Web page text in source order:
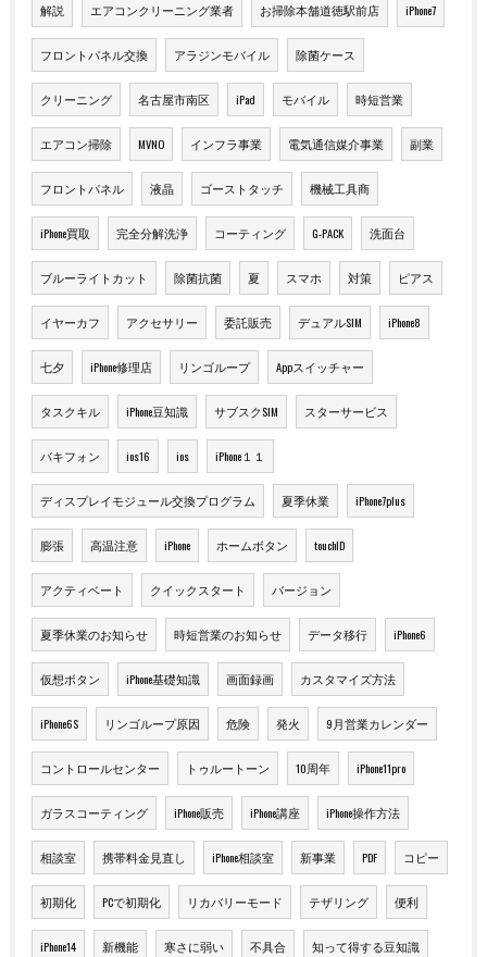
解説 エアコンクリーニング業者 お掃除本舗道徳駅前店 iPhone7
フロントパネル交換 アラジンモバイル 除菌ケース
クリーニング 名古屋市南区 iPad モバイル 時短営業
エアコン掃除 MVNO インフラ事業 電気通信媒介事業 副業
フロントパネル 液晶 ゴーストタッチ 機械工具商
iPhone買取 完全分解洗浄 コーティング G-PACK 洗面台
ブルーライトカット 除菌抗菌 夏 スマホ 対策 ピアス
イヤーカフ アクセサリー 委託販売 デュアルSIM iPhone8
七夕 iPhone修理店 リンゴループ Appスイッチャー
タスクキル iPhone豆知識 サブスクSIM スターサービス
バキフォン ios16 ios iPhone１１
ディスプレイモジュール交換プログラム 夏季休業 iPhone7plus
膨張 高温注意 iPhone ホームボタン touchID
アクティベート クイックスタート バージョン
夏季休業のお知らせ 時短営業のお知らせ データ移行 iPhone6
仮想ボタン iPhone基礎知識 画面録画 カスタマイズ方法
iPhone6S リンゴループ原因 危険 発火 9月営業カレンダー
コントロールセンター トゥルートーン 10周年 iPhone11pro
ガラスコーティング iPhone販売 iPhone講座 iPhone操作方法
相談室 携帯料金見直し iPhone相談室 新事業 PDF コピー
初期化 PCで初期化 リカバリーモード テザリング 便利
iPhone14 新機能 寒さに弱い 不具合 知って得する豆知識